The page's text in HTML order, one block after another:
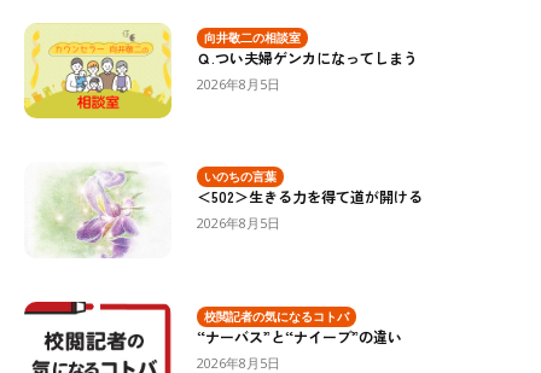
向井敬二の相談室
Ｑ.つい夫婦ゲンカになってしまう
2026年8月5日
いのちの言葉
＜502＞生きる力を得て道が開ける
2026年8月5日
校閲記者の気になるコトバ
“ナーバス”と“ナイーブ”の違い
2026年8月5日